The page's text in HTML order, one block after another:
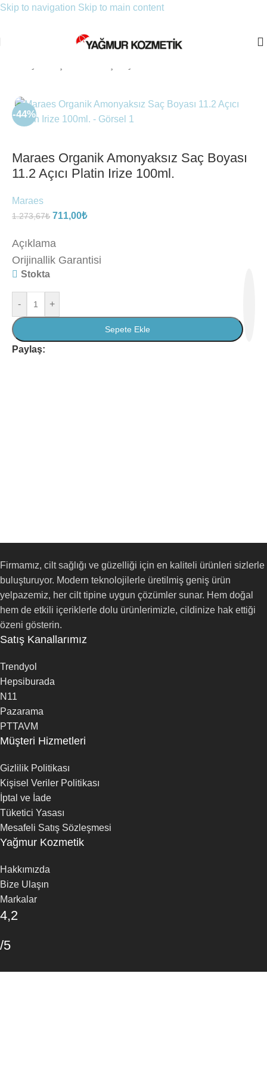
Skip to navigation Skip to main content
-44%
Maraes Organik Amonyaksız Saç Boyası
11.2 Açıcı Platin Irize 100ml.
Maraes
1.273,67₺ 711,00₺
Açıklama
Orijinallik Garantisi
Stokta
- +
Sepete Ekle
Paylaş:
Firmamız, cilt sağlığı ve güzelliği için en kaliteli ürünleri sizlerle
buluşturuyor. Modern teknolojilerle üretilmiş geniş ürün
yelpazemiz, her cilt tipine uygun çözümler sunar. Hem doğal
hem de etkili içeriklerle dolu ürünlerimizle, cildinize hak ettiği
özeni gösterin.
Satış Kanallarımız
Trendyol
Hepsiburada
N11
Pazarama
PTTAVM
Müşteri Hizmetleri
Gizlilik Politikası
Kişisel Veriler Politikası
İptal ve İade
Tüketici Yasası
Mesafeli Satış Sözleşmesi
Yağmur Kozmetik
Hakkımızda
Bize Ulaşın
Markalar
4,2
/5